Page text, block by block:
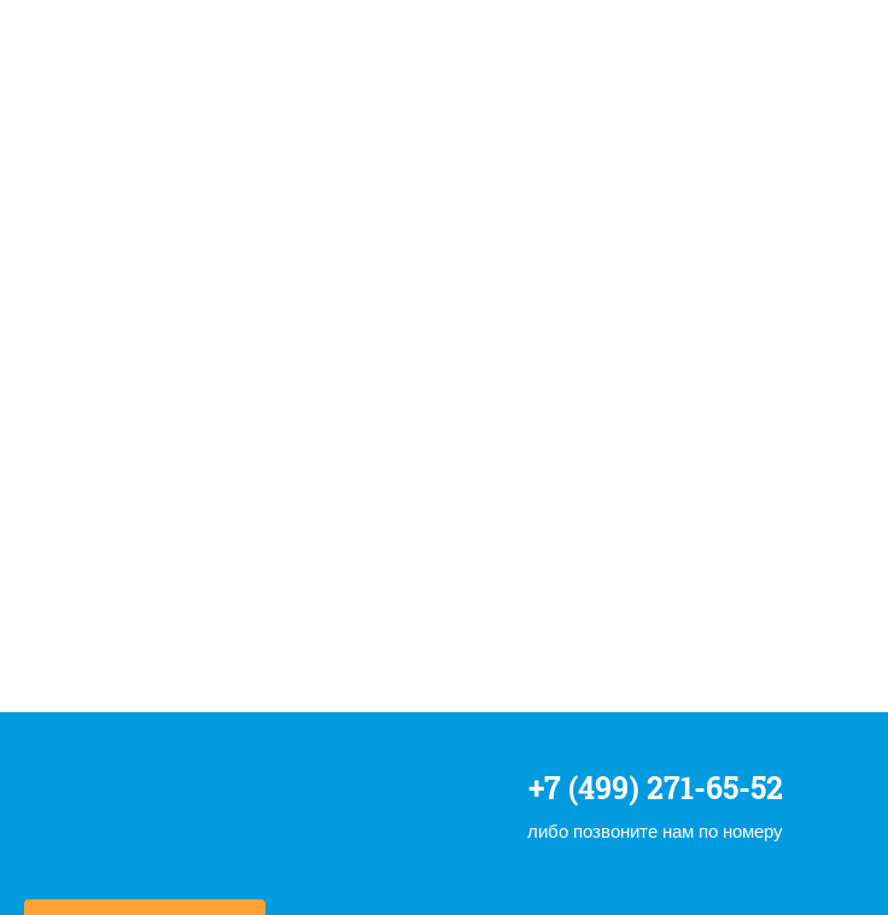
+7 (499) 271-65-52
либо позвоните нам по номеру